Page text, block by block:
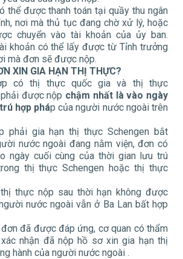
thể được thanh toán tại quầy thu ngân
nơi mà thủ tục đang chờ xử lý, hoặc
chuyển vào tài khoản của ủy ban.
khoản có thể lấy được từ Tỉnh trưởng
mà đơn sẽ được nộp.
XIN GIA HẠN THỊ THỰC?
có thị thực quốc gia và thị thực
được nộp chậm nhất là vào ngày
hợp pháp của người nước ngoài trên
phải gia hạn thị thực Schengen bắt
nước ngoài đang nằm viện, đơn có
ngày cuối cùng của thời gian lưu trú
thị thực Schengen hoặc thị thực
thực nộp sau thời hạn không được
nước ngoài vẫn ở Ba Lan bất hợp
đã được đáp ứng, cơ quan có thẩm
nhận đã nộp hồ sơ xin gia hạn thị
hành của người nước ngoài .